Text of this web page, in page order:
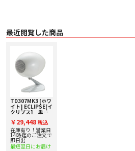
最近閲覧した商品
TD307MK3 [ホワ
イト] ECLIPSE[イ
クリプス] 単品
￥29,448 税込
在庫有り！営業日
14時迄のご注文で
即日出
最短翌日にお届け